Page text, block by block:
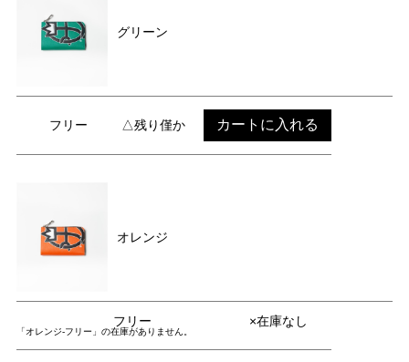
グリーン
フリー △残り僅か カートに入れる
オレンジ
フリー ×在庫なし
「オレンジ-フリー」の在庫がありません。